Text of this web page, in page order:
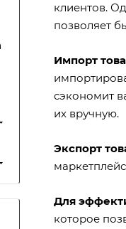
клиентов.
позволяет
Импорт
сэкономит
их вручную.
Экспорт
Для
которое